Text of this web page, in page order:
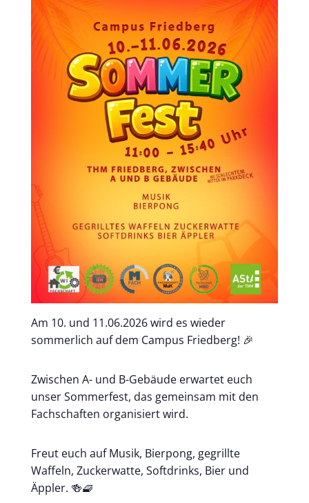
Am 10. und 11.06.2026 wird es wieder
sommerlich auf dem Campus Friedberg! 🎉
Zwischen A- und B-Gebäude erwartet euch
unser Sommerfest, das gemeinsam mit den
Fachschaften organisiert wird.
Freut euch auf Musik, Bierpong, gegrillte
Waffeln, Zuckerwatte, Softdrinks, Bier und
Äppler. 🍻🧇